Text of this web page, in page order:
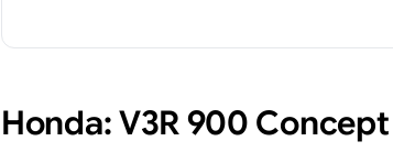
Honda: V3R 900